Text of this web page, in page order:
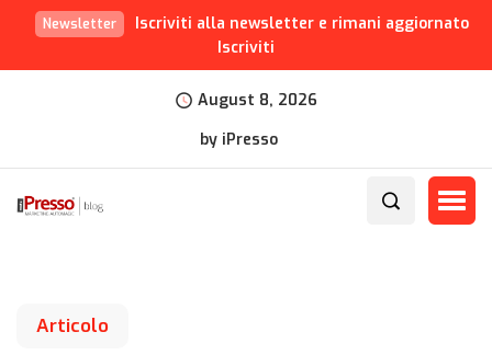
Newsletter
Iscriviti alla newsletter e rimani aggiornato
Iscriviti
August 8, 2026
by iPresso
Articolo